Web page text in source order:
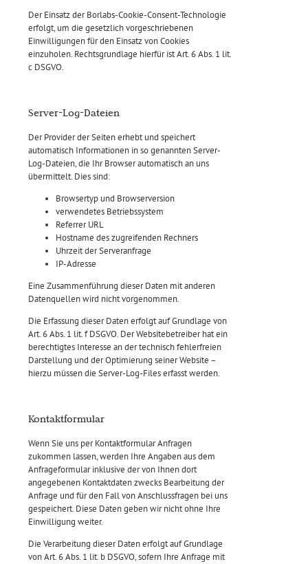
Der Einsatz der Borlabs-Cookie-Consent-Technologie
erfolgt, um die gesetzlich vorgeschriebenen
Einwilligungen für den Einsatz von Cookies
einzuholen. Rechtsgrundlage hierfür ist Art. 6 Abs. 1 lit.
c DSGVO.
Server-Log-Dateien
Der Provider der Seiten erhebt und speichert
automatisch Informationen in so genannten Server-
Log-Dateien, die Ihr Browser automatisch an uns
übermittelt. Dies sind:
Browsertyp und Browserversion
verwendetes Betriebssystem
Referrer URL
Hostname des zugreifenden Rechners
Uhrzeit der Serveranfrage
IP-Adresse
Eine Zusammenführung dieser Daten mit anderen
Datenquellen wird nicht vorgenommen.
Die Erfassung dieser Daten erfolgt auf Grundlage von
Art. 6 Abs. 1 lit. f DSGVO. Der Websitebetreiber hat ein
berechtigtes Interesse an der technisch fehlerfreien
Darstellung und der Optimierung seiner Website –
hierzu müssen die Server-Log-Files erfasst werden.
Kontaktformular
Wenn Sie uns per Kontaktformular Anfragen
zukommen lassen, werden Ihre Angaben aus dem
Anfrageformular inklusive der von Ihnen dort
angegebenen Kontaktdaten zwecks Bearbeitung der
Anfrage und für den Fall von Anschlussfragen bei uns
gespeichert. Diese Daten geben wir nicht ohne Ihre
Einwilligung weiter.
Die Verarbeitung dieser Daten erfolgt auf Grundlage
von Art. 6 Abs. 1 lit. b DSGVO, sofern Ihre Anfrage mit